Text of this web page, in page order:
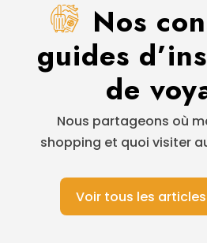
Nos
guides
de
Nous partageons où
shopping et quoi visiter
Voir tous les